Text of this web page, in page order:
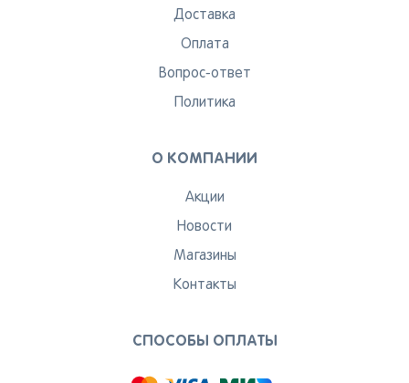
Доставка
Оплата
Вопрос-ответ
Политика
О КОМПАНИИ
Акции
Новости
Магазины
Контакты
СПОСОБЫ ОПЛАТЫ